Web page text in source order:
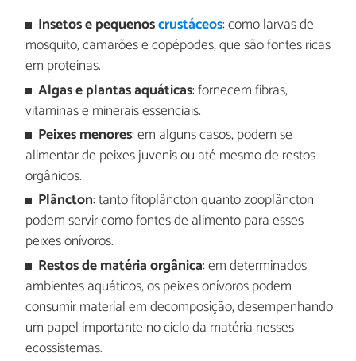
Insetos e pequenoscrustáceos: como larvas de
mosquito, camarões e copépodes, que são fontes ricas
em proteínas.
Algas e plantas aquáticas: fornecem fibras,
vitaminas e minerais essenciais.
Peixes menores: em alguns casos, podem se
alimentar de peixes juvenis ou até mesmo de restos
orgânicos.
Plâncton: tanto fitoplâncton quanto zooplâncton
podem servir como fontes de alimento para esses
peixes onívoros.
Restos de matéria orgânica: em determinados
ambientes aquáticos, os peixes onívoros podem
consumir material em decomposição, desempenhando
um papel importante no ciclo da matéria nesses
ecossistemas.